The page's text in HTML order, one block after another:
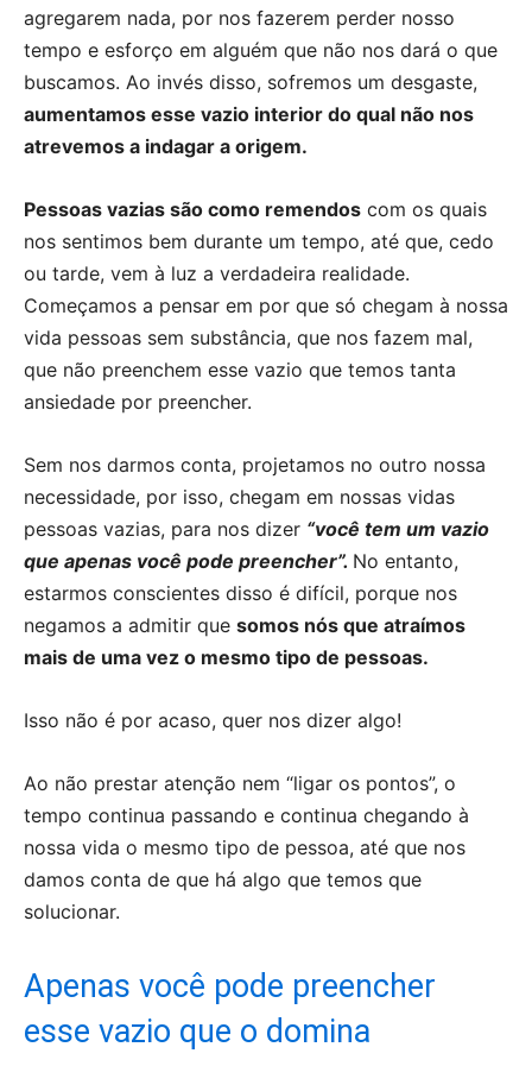
agregarem nada, por nos fazerem perder nosso
tempo e esforço em alguém que não nos dará o que
buscamos. Ao invés disso, sofremos um desgaste,
aumentamos esse vazio interior do qual não nos
atrevemos a indagar a origem.
Pessoas vazias são como remendos com os quais
nos sentimos bem durante um tempo, até que, cedo
ou tarde, vem à luz a verdadeira realidade.
Começamos a pensar em por que só chegam à nossa
vida pessoas sem substância, que nos fazem mal,
que não preenchem esse vazio que temos tanta
ansiedade por preencher.
Sem nos darmos conta, projetamos no outro nossa
necessidade, por isso, chegam em nossas vidas
pessoas vazias, para nos dizer “você tem um vazio
que apenas você pode preencher”. No entanto,
estarmos conscientes disso é difícil, porque nos
negamos a admitir que somos nós que atraímos
mais de uma vez o mesmo tipo de pessoas.
Isso não é por acaso, quer nos dizer algo!
Ao não prestar atenção nem “ligar os pontos”, o
tempo continua passando e continua chegando à
nossa vida o mesmo tipo de pessoa, até que nos
damos conta de que há algo que temos que
solucionar.
Apenas você pode preencher
esse vazio que o domina